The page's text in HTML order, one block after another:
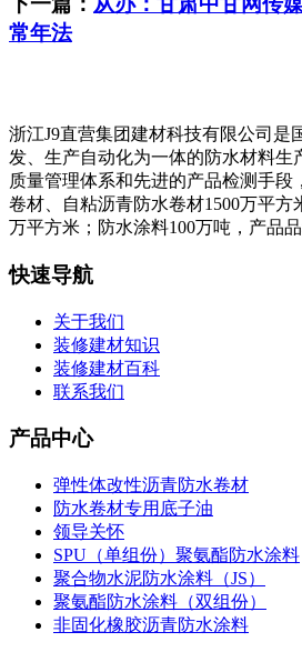
常年法
浙江J9直营集团建材科技有限公司是
发、生产自动化为一体的防水材料生
质量管理体系和先进的产品检测手段
卷材、自粘沥青防水卷材1500万平方
万平方米；防水涂料100万吨，产品品
快速导航
关于我们
装修建材知识
装修建材百科
联系我们
产品中心
弹性体改性沥青防水卷材
防水卷材专用底子油
领导关怀
SPU（单组份）聚氨酯防水涂料
聚合物水泥防水涂料（JS）
聚氨酯防水涂料（双组份）
非固化橡胶沥青防水涂料